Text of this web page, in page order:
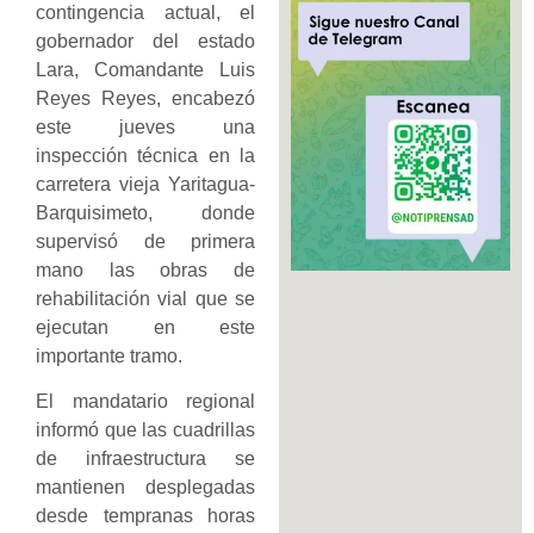
contingencia actual, el
gobernador del estado
Lara, Comandante Luis
Reyes Reyes, encabezó
este jueves una
inspección técnica en la
carretera vieja Yaritagua-
Barquisimeto, donde
supervisó de primera
mano las obras de
rehabilitación vial que se
ejecutan en este
importante tramo.
El mandatario regional
informó que las cuadrillas
de infraestructura se
mantienen desplegadas
desde tempranas horas